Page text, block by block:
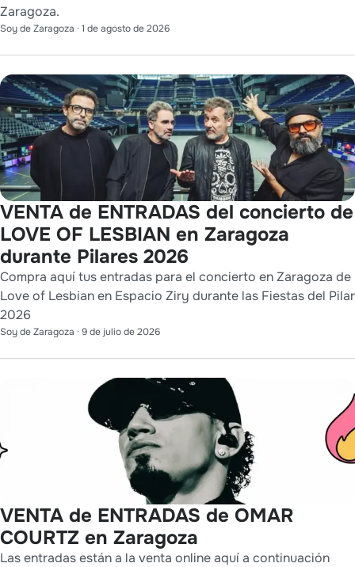
Zaragoza.
Soy de Zaragoza · 1 de agosto de 2026
VENTA de ENTRADAS del concierto de
LOVE OF LESBIAN en Zaragoza
durante Pilares 2026
Compra aquí tus entradas para el concierto en Zaragoza de
Love of Lesbian en Espacio Ziry durante las Fiestas del Pilar
2026
Soy de Zaragoza · 9 de julio de 2026
VENTA de ENTRADAS de OMAR
COURTZ en Zaragoza
Las entradas están a la venta online aquí a continuación